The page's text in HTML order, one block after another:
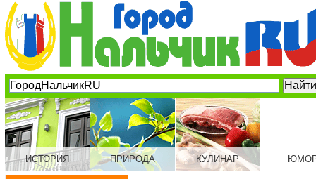
ИСТОРИЯ ПРИРОДА КУЛИНАР